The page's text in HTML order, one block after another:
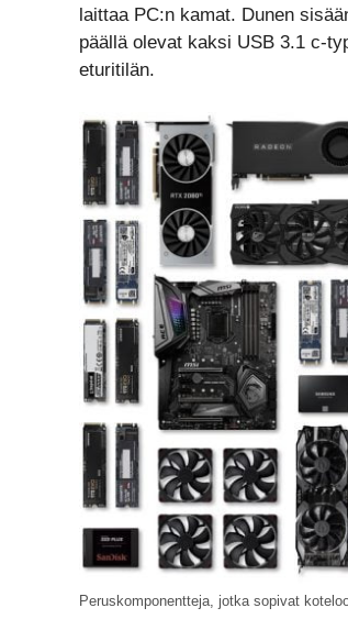
laittaa PC:n kamat. Dunen
päällä olevat kaksi USB 3.1 c-
eturitilän.
Peruskomponentteja, jotka sopivat